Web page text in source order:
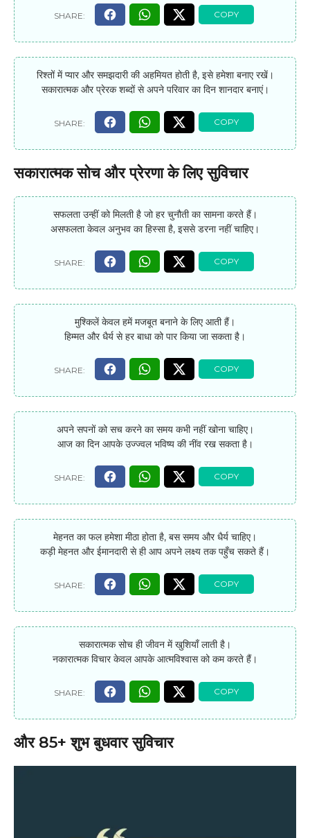
रिश्तों में प्यार और समझदारी की अहमियत होती है, इसे हमेशा बनाए रखें।
सकारात्मक और प्रेरक शब्दों से अपने परिवार का दिन शानदार बनाएं।
सकारात्मक सोच और प्रेरणा के लिए सुविचार
सफलता उन्हीं को मिलती है जो हर चुनौती का सामना करते हैं।
असफलता केवल अनुभव का हिस्सा है, इससे डरना नहीं चाहिए।
मुश्किलें केवल हमें मजबूत बनाने के लिए आती हैं।
हिम्मत और धैर्य से हर बाधा को पार किया जा सकता है।
अपने सपनों को सच करने का समय कभी नहीं खोना चाहिए।
आज का दिन आपके उज्ज्वल भविष्य की नींव रख सकता है।
मेहनत का फल हमेशा मीठा होता है, बस समय और धैर्य चाहिए।
कड़ी मेहनत और ईमानदारी से ही आप अपने लक्ष्य तक पहुँच सकते हैं।
सकारात्मक सोच ही जीवन में खुशियाँ लाती है।
नकारात्मक विचार केवल आपके आत्मविश्वास को कम करते हैं।
और 85+ शुभ बुधवार सुविचार